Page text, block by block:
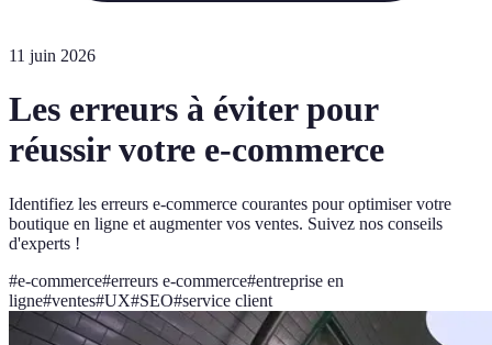
11 juin 2026
Les erreurs à éviter pour
réussir votre e-commerce
Identifiez les erreurs e-commerce courantes pour optimiser votre
boutique en ligne et augmenter vos ventes. Suivez nos conseils
d'experts !
#e-commerce#erreurs e-commerce#entreprise en
ligne#ventes#UX#SEO#service client